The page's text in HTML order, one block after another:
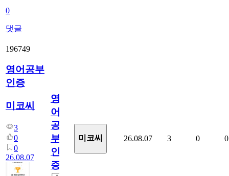
0
댓글
196749
영어공부
인증
미코씨
3
0
0
26.08.07
영
어
공
부
인
증
미코씨 26.08.07 3 0 0